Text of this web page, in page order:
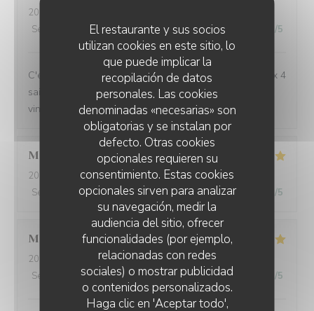
El restaurante y sus socios
utilizan cookies en este sitio, lo
que puede implicar la
recopilación de datos
personales. Las cookies
denominadas «necesarias» son
obligatorias y se instalan por
defecto. Otras cookies
opcionales requieren su
consentimiento. Estas cookies
opcionales sirven para analizar
su navegación, medir la
audiencia del sitio, ofrecer
funcionalidades (por ejemplo,
relacionadas con redes
sociales) o mostrar publicidad
o contenidos personalizados.
Haga clic en 'Aceptar todo',
2026-08-04
Servicio
Ambiente: 5/5 Menú: 5/5 Calidad / Precio /5
C'est toujours un régal de venir manger à l'Auberge aux 4
saisons, avec toujours de belles découvertes (repas et
vins). Merci pour ces délicieux moments !
Marie
2026-08-03 - 19:00 - Invitados 3
Servicio
/5 Ambiente: 5/5 Menú: 5/5 Calidad / Precio /5
Michele B
2026-08-03
- 12:15 - Invitados 4
Servicio
/5 Ambiente :5/5 Menú: 5/5 Calidad / Precio /5
L'AUBERGE AUX 4 SAISONS